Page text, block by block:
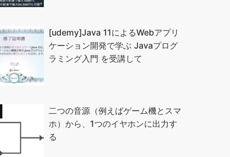
[udemy]Java 11によるWebアプリ
ケーション開発で学ぶ Javaプログ
ラミング入門 を受講して
二つの音源（例えばゲーム機とスマ
ホ）から、1つのイヤホンに出力す
る